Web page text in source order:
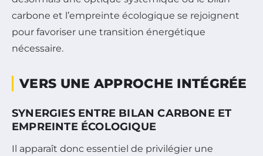
carbone et l’empreinte écologique se rejoignent
pour favoriser une transition énergétique
nécessaire.
VERS UNE APPROCHE INTÉGRÉE
SYNERGIES ENTRE BILAN CARBONE ET
EMPREINTE ÉCOLOGIQUE
Il apparaît donc essentiel de privilégier une